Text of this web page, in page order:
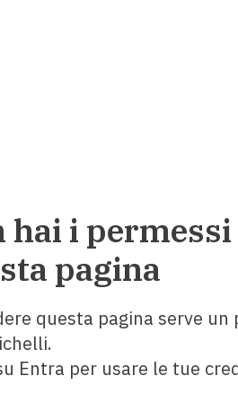
hai i
pagina
questa pagina serve un
Entra per usare le tue